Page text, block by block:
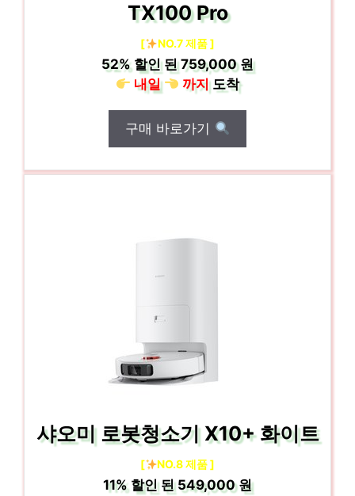
TX100 Pro
[ NO.7 제품 ]
52%할인 된759,000 원
내일
까지도착
구매 바로가기
샤오미 로봇청소기 X10+ 화이트
[ NO.8 제품 ]
11%할인 된549,000 원